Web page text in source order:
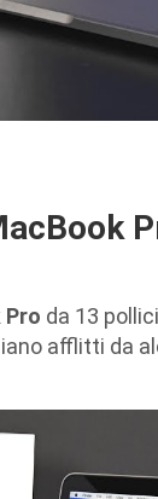
Pro da 13
afflitti da